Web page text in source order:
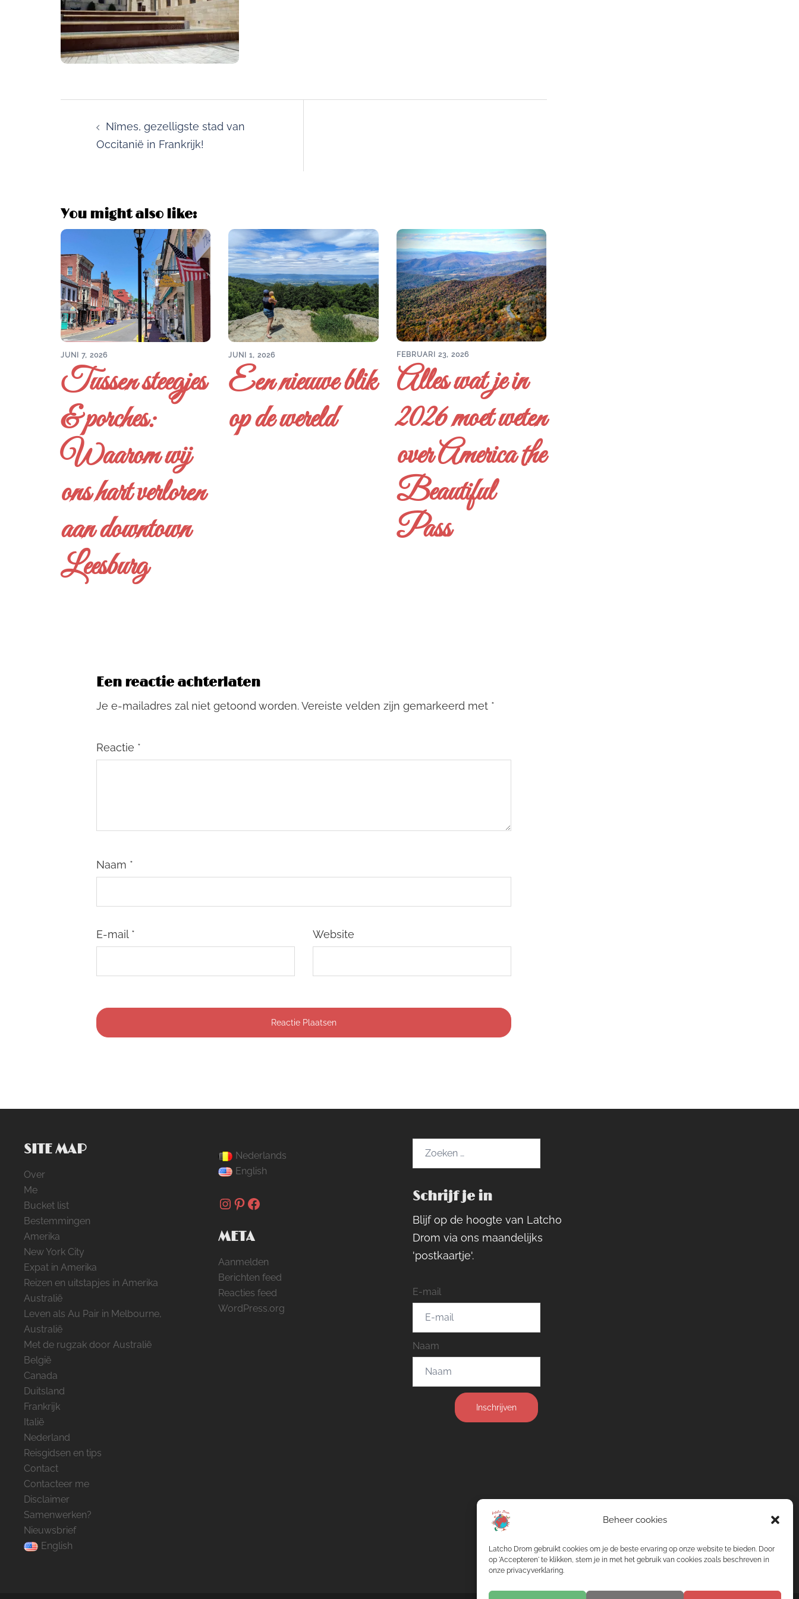
Beheer cookies
Latcho Drom gebruikt cookies om je de beste ervaring op onze website te bieden. Door
op 'Accepteren' te klikken, stem je in met het gebruik van cookies zoals beschreven in
onze privacyverklaring.
navigationNîmes, gezelligste stad van
Occitanië in Frankrijk!
You might also like:
JUNI 7, 2026
Tussen steegjes
& porches:
Waarom wij
ons hart verloren
aan downtown
Leesburg
JUNI 1, 2026
Een nieuwe blik
op de wereld
FEBRUARI 23, 2026
Alles wat je in
2026 moet weten
over America the
Beautiful
Pass
Een reactie achterlaten
Je e-mailadres zal niet getoond worden.Vereiste velden zijn gemarkeerd met *
Reactie *
Naam *
E-mail * Website
SITE MAP
Over
Me
Bucket list
Bestemmingen
Amerika
New York City
Expat in Amerika
Reizen en uitstapjes in Amerika
Australië
Leven als Au Pair in Melbourne,
Australië
Met de rugzak door Australië
België
Canada
Duitsland
Frankrijk
Italië
Nederland
Reisgidsen en tips
Contact
Contacteer me
Disclaimer
Samenwerken?
Nieuwsbrief
English
Nederlands
English
Instagram
Pinterest
Facebook
META
Aanmelden
Berichten feed
Reacties feed
WordPress.org
Schrijf je in
Blijf op de hoogte van Latcho
Drom via ons maandelijks
'postkaartje'.
E-mail
Naam
Inschrijven